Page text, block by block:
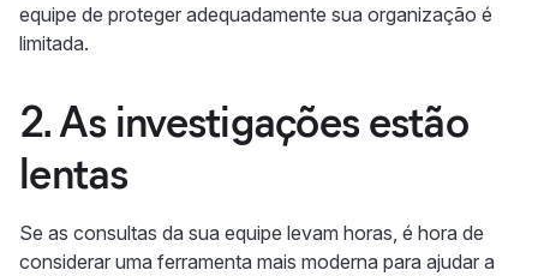
equipe de proteger adequadamente sua organização é
limitada.
2. As investigações estão
lentas
Se as consultas da sua equipe levam horas, é hora de
considerar uma ferramenta mais moderna para ajudar a